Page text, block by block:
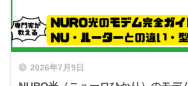
2026年7月9日